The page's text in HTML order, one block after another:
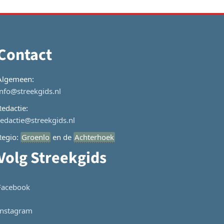
Groenlo en de Achterhoek
Streekgids